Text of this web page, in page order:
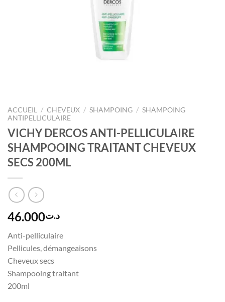
ACCUEIL / CHEVEUX / SHAMPOING / SHAMPOING
ANTIPELLICULAIRE
VICHY DERCOS ANTI-PELLICULAIRE
SHAMPOOING TRAITANT CHEVEUX
SECS 200ML
د.ت46.000
Anti-pelliculaire
Pellicules, démangeaisons
Cheveux secs
Shampooing traitant
200ml